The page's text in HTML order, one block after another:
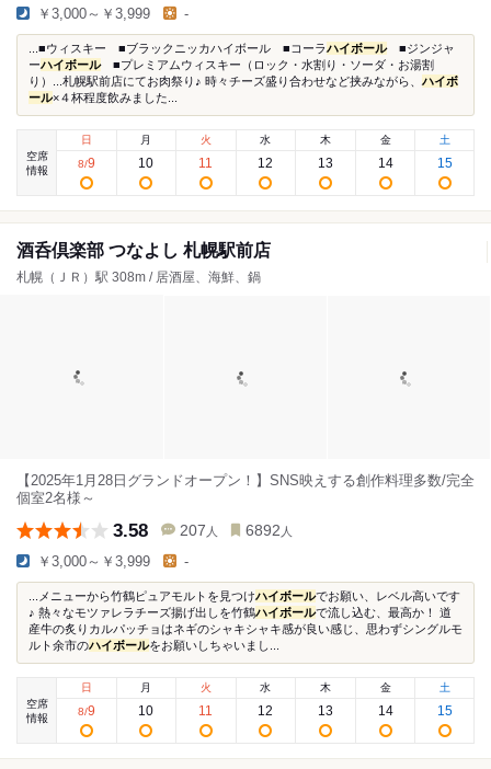
￥3,000～￥3,999 -
...■ウィスキー ■ブラックニッカハイボール ■コーラハイボール■ジンジャ
ーハイボール■プレミアムウィスキー（ロック・水割り・ソーダ・お湯割
り）...札幌駅前店にてお肉祭り♪ 時々チーズ盛り合わせなど挟みながら、 ハイボ
ール×４杯程度飲みました...
空席
情報
日
8/9
月
10
火
11
水
12
木
13
金
14
土
15
酒呑倶楽部 つなよし 札幌駅前店
札幌（ＪＲ）駅 308m / 居酒屋、海鮮、鍋
【2025年1月28日グランドオープン！】SNS映えする創作料理多数/完全
個室2名様～
3.58 207 人 6892 人
￥3,000～￥3,999 -
...メニューから竹鶴ピュアモルトを見つけハイボールでお願い、レベル高いです
♪ 熱々なモツァレラチーズ揚げ出しを竹鶴ハイボールで流し込む、最高か！ 道
産牛の炙りカルパッチョはネギのシャキシャキ感が良い感じ、思わずシングルモ
ルト余市のハイボールをお願いしちゃいまし...
空席
情報
日
8/9
月
10
火
11
水
12
木
13
金
14
土
15